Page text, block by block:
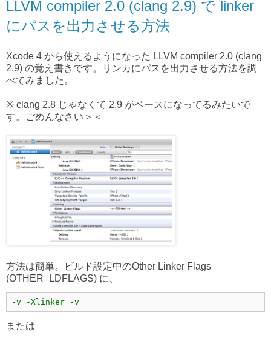
LLVM compiler 2.0 (clang 2.9) で linker
にパスを出力させる方法
Xcode 4 から使えるようになった LLVM compiler 2.0 (clang
2.9) の覚え書きです。リンカにパスを出力させる方法を調
べてみました。
※ clang 2.8 じゃなくて 2.9 がベースになってるみたいで
す。ごめんなさい＞＜
方法は簡単。ビルド設定中のOther Linker Flags
(OTHER_LDFLAGS) に、
-v -Xlinker -v
または